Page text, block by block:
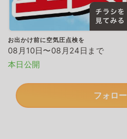
お出かけ前に空気圧点検を
08月10日〜08月24日まで
本日公開
フォロー